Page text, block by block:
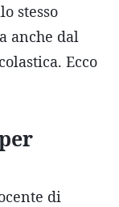
stesso
anche dal
Ecco
di